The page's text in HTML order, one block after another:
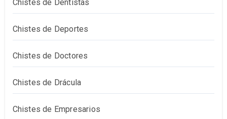
Chistes de Dentistas
Chistes de Deportes
Chistes de Doctores
Chistes de Drácula
Chistes de Empresarios